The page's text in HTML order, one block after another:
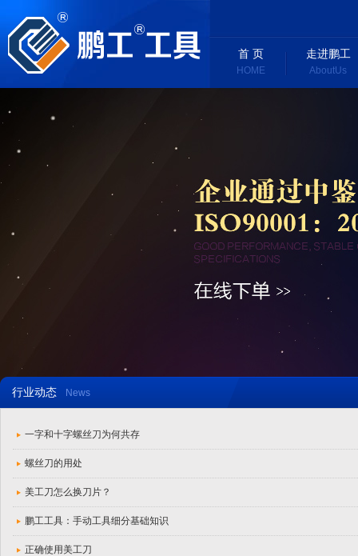
首 页
HOME
走进鹏工
AboutUs
行业动态 News
一字和十字螺丝刀为何共存
螺丝刀的用处
美工刀怎么换刀片？
鹏工工具：手动工具细分基础知识
正确使用美工刀